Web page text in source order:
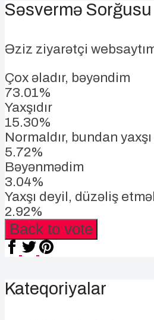
Səsvermə Sorğusu
Əziz ziyarətçi
Çox əladır, bəyəndim
73.01%
Yaxşıdır
15.30%
Normaldır, bundan
5.72%
Bəyənmədim
3.04%
Yaxşı deyil, düzəliş
2.92%
Back to vote
Kateqoriyalar